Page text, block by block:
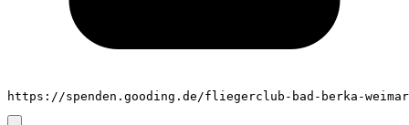
https://spenden.gooding.de/fliegerclub-bad-berka-